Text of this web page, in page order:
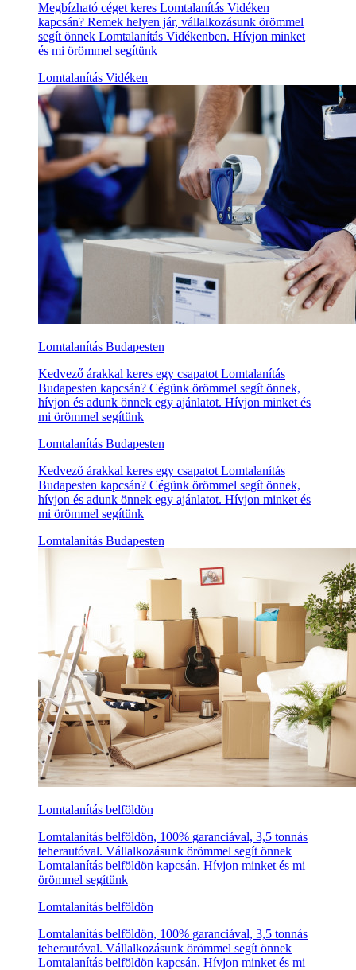
Megbízható céget keres Lomtalanítás Vidéken
kapcsán? Remek helyen jár, vállalkozásunk örömmel
segít önnek Lomtalanítás Vidékenben. Hívjon minket
és mi örömmel segítünk
Lomtalanítás Vidéken
Lomtalanítás Budapesten
Kedvező árakkal keres egy csapatot Lomtalanítás
Budapesten kapcsán? Cégünk örömmel segít önnek,
hívjon és adunk önnek egy ajánlatot. Hívjon minket és
mi örömmel segítünk
Lomtalanítás Budapesten
Kedvező árakkal keres egy csapatot Lomtalanítás
Budapesten kapcsán? Cégünk örömmel segít önnek,
hívjon és adunk önnek egy ajánlatot. Hívjon minket és
mi örömmel segítünk
Lomtalanítás Budapesten
Lomtalanítás belföldön
Lomtalanítás belföldön, 100% garanciával, 3,5 tonnás
teherautóval. Vállalkozásunk örömmel segít önnek
Lomtalanítás belföldön kapcsán. Hívjon minket és mi
örömmel segítünk
Lomtalanítás belföldön
Lomtalanítás belföldön, 100% garanciával, 3,5 tonnás
teherautóval. Vállalkozásunk örömmel segít önnek
Lomtalanítás belföldön kapcsán. Hívjon minket és mi